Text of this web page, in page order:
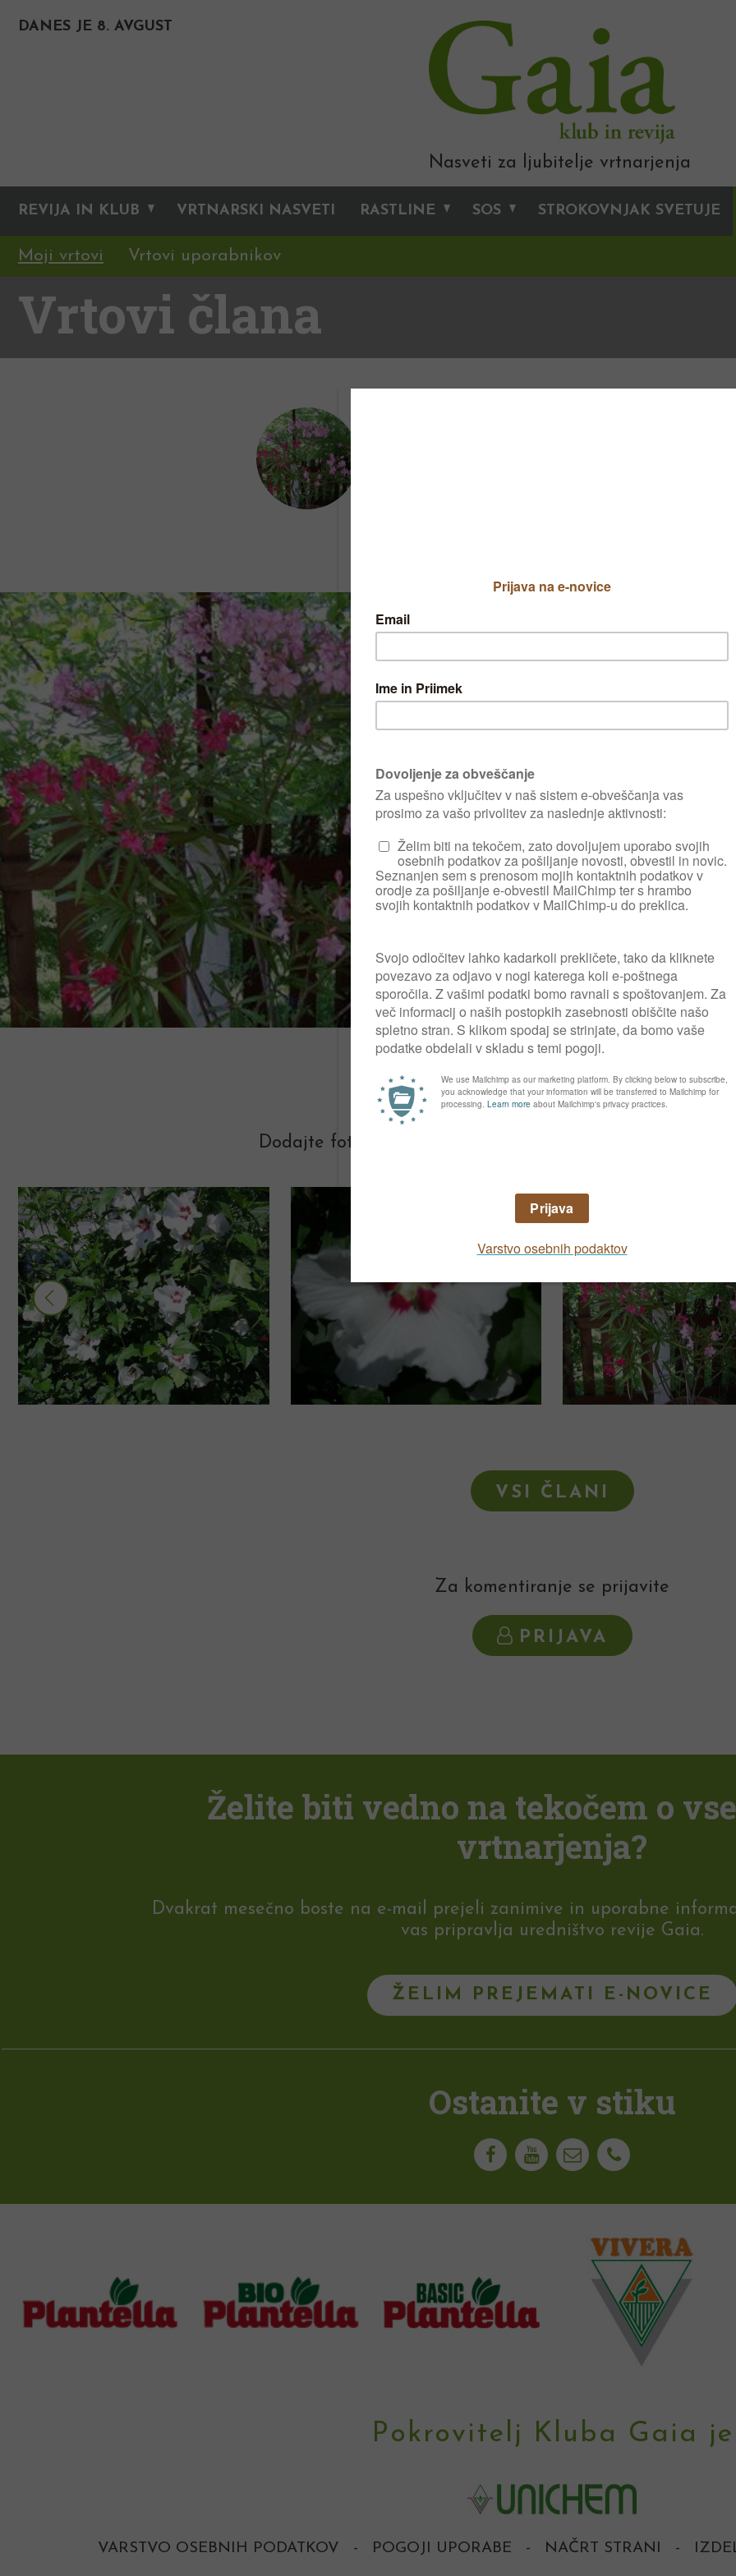
DANES JE 8. AVGUST
Nasveti za ljubitelje vrtnarjenja
REVIJA IN KLUB VRTNARSKI NASVETI RASTLINE SOS STROKOVNJAK SVETUJE
Moji vrtovi Vrtovi uporabnikov
Vrtovi člana
Moj vrt
TIP VRTA NI
UPORABNIK OD31. 07. 2008
0
Galerija fotografij vrta
Dodajte fotografije vašega vrta in ga predstavite drugim
VSI ČLANI
Za komentiranje se prijavite
PRIJAVA
Želite biti vedno na tekočem o
vrtnarjenja?
Dvakrat mesečno boste na e-mail prejeli zanimive in uporabne
vas pripravlja uredništvo revije Gaia.
ŽELIM PREJEMATI E-NOVICE
Ostanite v stiku
Pokrovitelj Kluba Gaia je
VARSTVO OSEBNIH PODATKOV - POGOJI UPORABE - NAČRT STRANI -